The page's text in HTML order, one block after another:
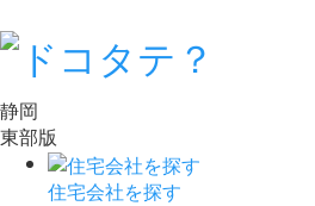
静岡
東部版
住宅会社を探す